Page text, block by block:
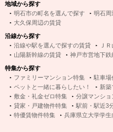
地域から探す
明石市の町名を選んで探す
明石周
大久保周辺の賃貸
沿線から探す
沿線や駅を選んで探すの賃貸
Ｊ
山陽新幹線の賃貸
神戸市営地下鉄
特集から探す
ファミリーマンション特集
駐車場
ペットと一緒に暮らしたい！
新築
敷金・礼金ゼロ特集
分譲マンショ
貸家・戸建物件特集
駅前・駅近3
特優賃物件特集
兵庫県立大学学